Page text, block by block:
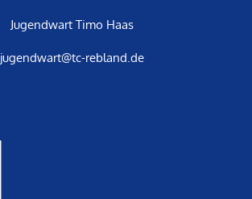
Jugendwart Timo Haas
jugendwart@tc-rebland.de